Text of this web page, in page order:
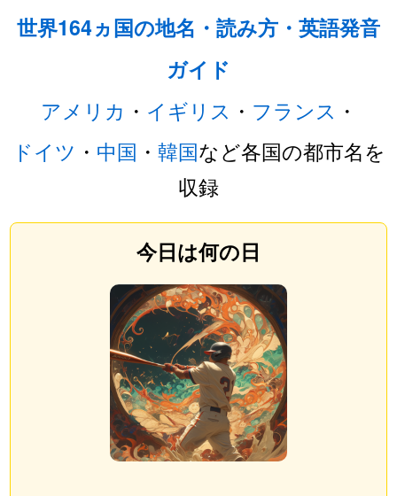
世界164ヵ国の地名・読み方・英語発音
ガイド
アメリカ ・ イギリス ・ フランス ・
ドイツ ・ 中国 ・ 韓国など各国の都市名を
収録
今日は何の日